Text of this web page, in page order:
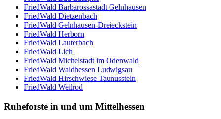
FriedWald Barbarossastadt Gelnhausen
FriedWald Dietzenbach
FriedWald Gelnhausen-Dreieckstein
FriedWald Herborn
FriedWald Lauterbach
FriedWald Lich
FriedWald Michelstadt im Odenwald
FriedWald Waldhessen Ludwigsau
FriedWald Hirschwiese Taunusstein
FriedWald Weilrod
Ruheforste in und um Mittelhessen